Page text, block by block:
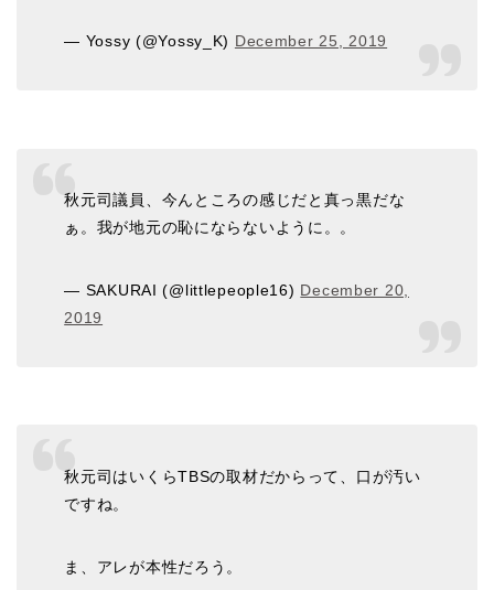
— Yossy (@Yossy_K) December 25, 2019
秋元司議員、今んところの感じだと真っ黒だな
ぁ。我が地元の恥にならないように。。
— SAKURAI (@littlepeople16) December 20,
2019
秋元司はいくらTBSの取材だからって、口が汚い
ですね。
ま、アレが本性だろう。